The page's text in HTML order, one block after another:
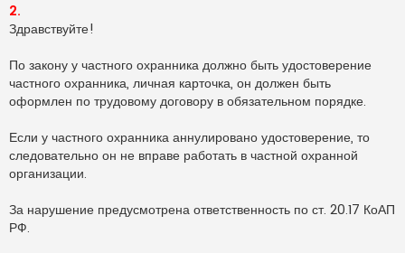
2.
Здравствуйте!
По закону у частного охранника должно быть удостоверение
частного охранника, личная карточка, он должен быть
оформлен по трудовому договору в обязательном порядке.
Если у частного охранника аннулировано удостоверение, то
следовательно он не вправе работать в частной охранной
организации.
За нарушение предусмотрена ответственность по ст. 20.17 КоАП
РФ.